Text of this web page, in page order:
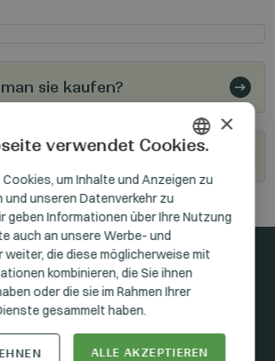
sie kaufen?
unser Wiederverkäufer
bleiben
HUNGARIAN
GERMAN
ENGLISH
×
verwendet Cookies.
um Inhalte und Anzeigen zu
unseren Datenverkehr zu
geben Informationen über Ihre Nutzung
auch an unsere Werbe- und
die diese möglicherweise mit
kombinieren, die Sie ihnen
oder die sie im Rahmen Ihrer
gesammelt haben.
ALLE AKZEPTIEREN